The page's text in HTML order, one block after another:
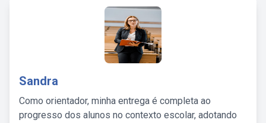
Sandra
Como orientador, minha entrega é completa ao
progresso dos alunos no contexto escolar, adotando